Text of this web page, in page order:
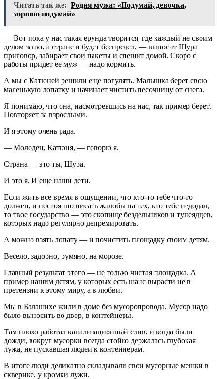
Читать так же: Родня мужа: «Подумай, девочка,
хорошо подумай»
— Вот пока у нас такая ерунда творится, где каждый не своим
делом занят, а стране и будет беспредел, — выносит Шура
приговор, забирает свои пакеты и спешит домой. Скоро с
работы придет ее муж — надо кормить.
А мы с Катюней решили еще погулять. Малышка берет свою
маленькую лопатку и начинает чистить песочницу от снега.
Я понимаю, что она, насмотревшись на нас, так пример берет.
Повторяет за взрослыми.
И я этому очень рада.
— Молодец, Катюня, — говорю я.
Страна — это ты, Шура.
И это я. И еще наши дети.
Если жить все время в ощущении, что кто-то тебе что-то
должен, и постоянно писать жалобы на тех, кто тебе недодал,
то твое государство — это скопище бездельников и тунеядцев,
которых надо регулярно депремировать.
А можно взять лопату — и почистить площадку своим детям.
Весело, задорно, румяно, на морозе.
Главный результат этого — не только чистая площадка. А
пример нашим детям, у которых есть шанс вырасти не в
претензии к этому миру, а в любви.
Мы в Балашихе жили в доме без мусоропровода. Мусор надо
было выносить во двор, в контейнеры.
Там плохо работал канализационный слив, и когда были
дожди, вокруг мусорки всегда стойко держалась глубокая
лужа, не пускавшая людей к контейнерам.
В итоге люди деликатно складывали свои мусорные мешки в
скверике, у кромки лужи.